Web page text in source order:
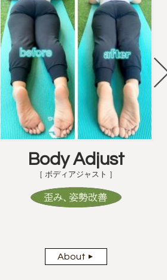
Body Adjust
［ ボディアジャスト ］
About ▼